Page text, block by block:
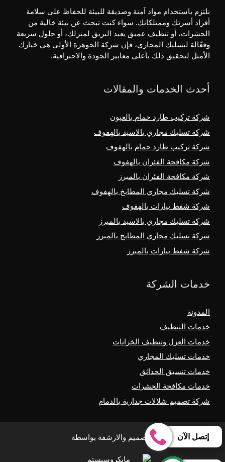
نلتزم باستخدام مواد آمنة وصديقة للبيئة للحفاظ على سلامة
أفراد أسرتك وممتلكاتك. سواء كنت تبحث عن بيئة خالية من
الحشرات، أو تنظيف عميق يعيد البريق لمنزلك، أو حلول سريعة
وفعّالة لتسليك المجاري، فإن شركة الجوهرة الأولى هي خيارك
الأمثل لتحقيق ذلك بأعلى معايير الجودة والاحترافية.
أحدث الخدمات والمقالات
شركة تركيب طارد حمام بالعيون
شركة تسليك مجاري بالاسيد بالهفوف
شركة تركيب طارد حمام بالهفوف
شركة مكافحة الفئران بالهفوف
شركة مكافحة الفئران بالمبرز
شركة تسليك مجاري المطابخ بالهفوف
شركة شفط بيارات بالهفوف
شركة تسليك مجاري بالاسيد بالمبرز
شركة تسليك مجاري المطابخ بالمبرز
شركة شفط بيارات بالمبرز
خدمات الشركة
المدونة
خدمات التنظيف
خدمات العزل وتنظيف الخزانات
خدمات تسليك المجاري
خدمات تنسيق الحدائق
خدمات مكافحة الحشرات
شركة تصميم شلالات جدارية بالدمام
التصميم والارشفة بواسطة إتصل الآن